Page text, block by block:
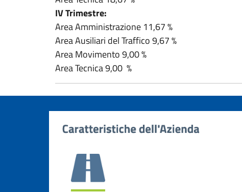
IV Trimestre:
Area Amministrazione 11,67 %
Area Ausiliari del Traffico 9,67 %
Area Movimento 9,00 %
Area Tecnica 9,00 %